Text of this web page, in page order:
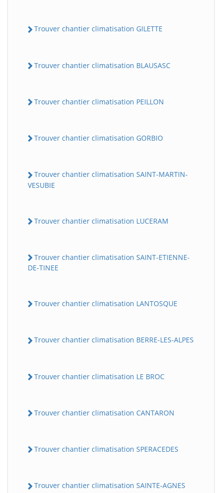
Trouver chantier climatisation GILETTE
Trouver chantier climatisation BLAUSASC
Trouver chantier climatisation PEILLON
Trouver chantier climatisation GORBIO
Trouver chantier climatisation SAINT-MARTIN-
VESUBIE
Trouver chantier climatisation LUCERAM
Trouver chantier climatisation SAINT-ETIENNE-
DE-TINEE
Trouver chantier climatisation LANTOSQUE
Trouver chantier climatisation BERRE-LES-ALPES
Trouver chantier climatisation LE BROC
Trouver chantier climatisation CANTARON
Trouver chantier climatisation SPERACEDES
Trouver chantier climatisation SAINTE-AGNES